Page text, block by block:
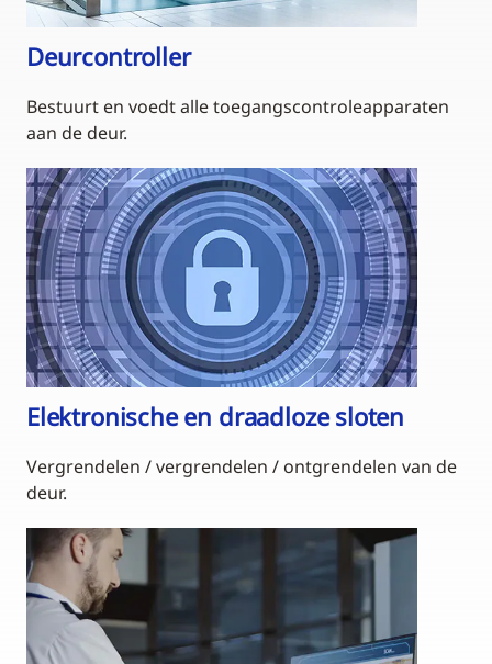
Deurcontroller
Bestuurt en voedt alle toegangscontroleapparaten
aan de deur.
Elektronische en draadloze sloten
Vergrendelen / vergrendelen / ontgrendelen van de
deur.